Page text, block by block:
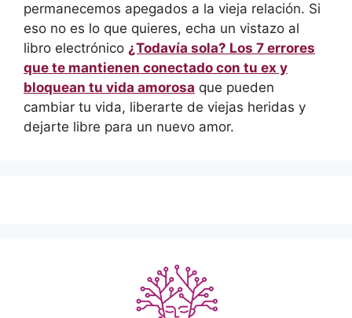
permanecemos apegados a la vieja relación. Si
eso no es lo que quieres, echa un vistazo al
libro electrónico ¿Todavía sola? Los 7 errores
que te mantienen conectado con tu ex y
bloquean tu vida amorosa que pueden
cambiar tu vida, liberarte de viejas heridas y
dejarte libre para un nuevo amor.